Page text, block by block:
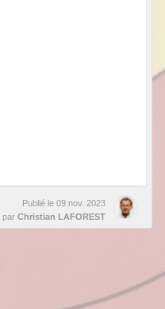
Publié le 09 nov. 2023
par Christian LAFOREST